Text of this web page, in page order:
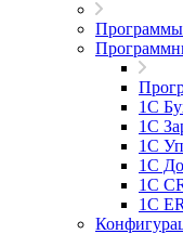
1С
1С
1С
1С
1С
1С